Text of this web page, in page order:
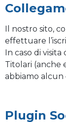
Il nostro sito,
effettuare
In caso di
Titolari (anche
abbiamo alcun
Plugin